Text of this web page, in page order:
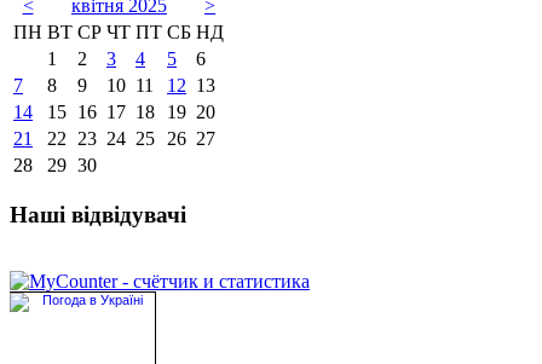
< квітня 2025
>
ПН ВТ СР ЧТ ПТ СБ НД
1
2 3 4 5
6
7
8 9 10 11 12 13
14
15 16 17 18 19 20
21
22 23 24 25 26 27
28
29 30
Наші відвідувачі